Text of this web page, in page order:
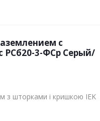
с
РСб20-3-ФСр Серый/
з шторками і кришкою IEK